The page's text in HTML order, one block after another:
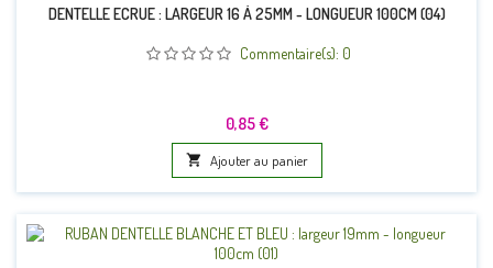
DENTELLE ECRUE : LARGEUR 16 À 25MM - LONGUEUR 100CM (04)
Commentaire(s): 0
Prix
0,85 €
 Ajouter au panier